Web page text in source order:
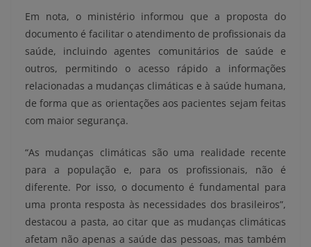
Em nota, o ministério informou que a proposta do
documento é facilitar o atendimento de profissionais da
saúde, incluindo agentes comunitários de saúde e
outros, permitindo o acesso rápido a informações
relacionadas a mudanças climáticas e à saúde humana,
de forma que as orientações aos pacientes sejam feitas
com maior segurança.
“As mudanças climáticas são uma realidade recente
para a população e, para os profissionais, não é
diferente. Por isso, o documento é fundamental para
uma pronta resposta às necessidades dos brasileiros”,
destacou a pasta, ao citar que as mudanças climáticas
afetam não apenas a saúde das pessoas, mas também